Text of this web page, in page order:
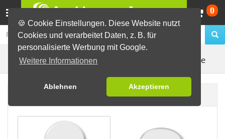
🍪 Cookie Einstellungen. Diese Website nutzt
Cookies und verarbeitet Daten, z. B. für
personalisierte Werbung mit Google.
Weitere Informationen
Ablehnen Akzeptieren
0
Buttons erstellen Magnetbuttons Kleidungsmagnete